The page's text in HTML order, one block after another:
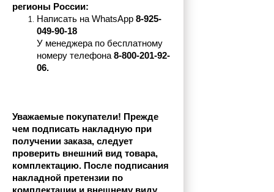
регионы России:
Написать на WhatsApp 8-925-
049-90-18
У менеджера по бесплатному
номеру телефона 8-800-201-92-
06.
Уважаемые покупатели! Прежде
чем подписать накладную при
получении заказа, следует
проверить внешний вид товара,
комплектацию. После подписания
накладной претензии по